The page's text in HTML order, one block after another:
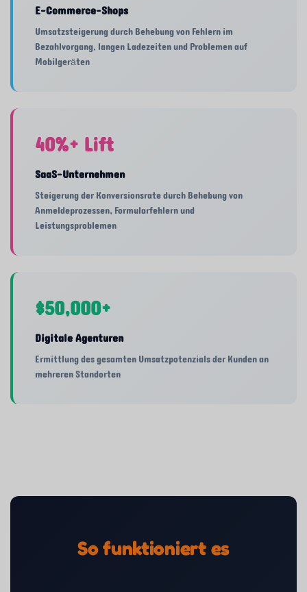
E-Commerce-Shops
Umsatzsteigerung durch Behebung von Fehlern im
Bezahlvorgang, langen Ladezeiten und Problemen auf
Mobilgeräten
40%+ Lift
SaaS-Unternehmen
Steigerung der Konversionsrate durch Behebung von
Anmeldeprozessen, Formularfehlern und
Leistungsproblemen
$50,000+
Digitale Agenturen
Ermittlung des gesamten Umsatzpotenzials der Kunden an
mehreren Standorten
So funktioniert es